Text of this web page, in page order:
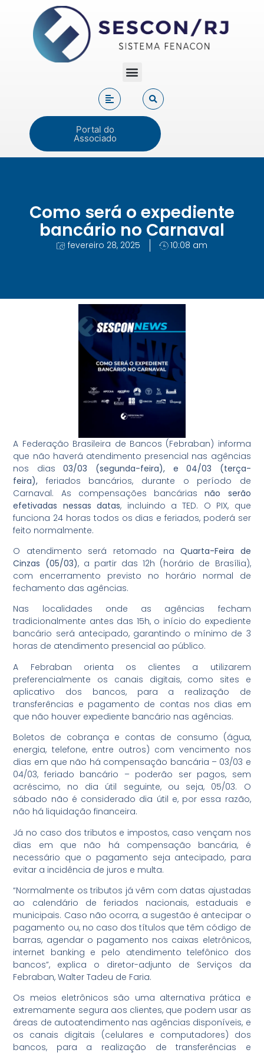
Portal do
Associado
Como será o expediente
bancário no Carnaval
fevereiro 28, 2025 10:08 am
A Federação Brasileira de Bancos (Febraban) informa
que não haverá atendimento presencial nas agências
nos dias03/03 (segunda-feira), e 04/03 (terça-
feira), feriados bancários, durante o período de
Carnaval. As compensações bancáriasnão serão
efetivadas nessas datas, incluindo a TED. O PIX, que
funciona 24 horas todos os dias e feriados, poderá ser
feito normalmente.
O atendimento será retomado naQuarta-Feira de
Cinzas (05/03), a partir das 12h (horário de Brasília),
com encerramento previsto no horário normal de
fechamento das agências.
Nas localidades onde as agências fecham
tradicionalmente antes das 15h, o início do expediente
bancário será antecipado, garantindo o mínimo de 3
horas de atendimento presencial ao público.
A Febraban orienta os clientes a utilizarem
preferencialmente os canais digitais, como sites e
aplicativo dos bancos, para a realização de
transferências e pagamento de contas nos dias em
que não houver expediente bancário nas agências.
Boletos de cobrança e contas de consumo (água,
energia, telefone, entre outros) com vencimento nos
dias em que não há compensação bancária – 03/03 e
04/03, feriado bancário – poderão ser pagos, sem
acréscimo, no dia útil seguinte, ou seja, 05/03. O
sábado não é considerado dia útil e, por essa razão,
não há liquidação financeira.
Já no caso dos tributos e impostos, caso vençam nos
dias em que não há compensação bancária, é
necessário que o pagamento seja antecipado, para
evitar a incidência de juros e multa.
“Normalmente os tributos já vêm com datas ajustadas
ao calendário de feriados nacionais, estaduais e
municipais. Caso não ocorra, a sugestão é antecipar o
pagamento ou, no caso dos títulos que têm código de
barras, agendar o pagamento nos caixas eletrônicos,
internet banking e pelo atendimento telefônico dos
bancos”, explica o diretor-adjunto de Serviços da
Febraban, Walter Tadeu de Faria.
Os meios eletrônicos são uma alternativa prática e
extremamente segura aos clientes, que podem usar as
áreas de autoatendimento nas agências disponíveis, e
os canais digitais (celulares e computadores) dos
bancos, para a realização de transferências e